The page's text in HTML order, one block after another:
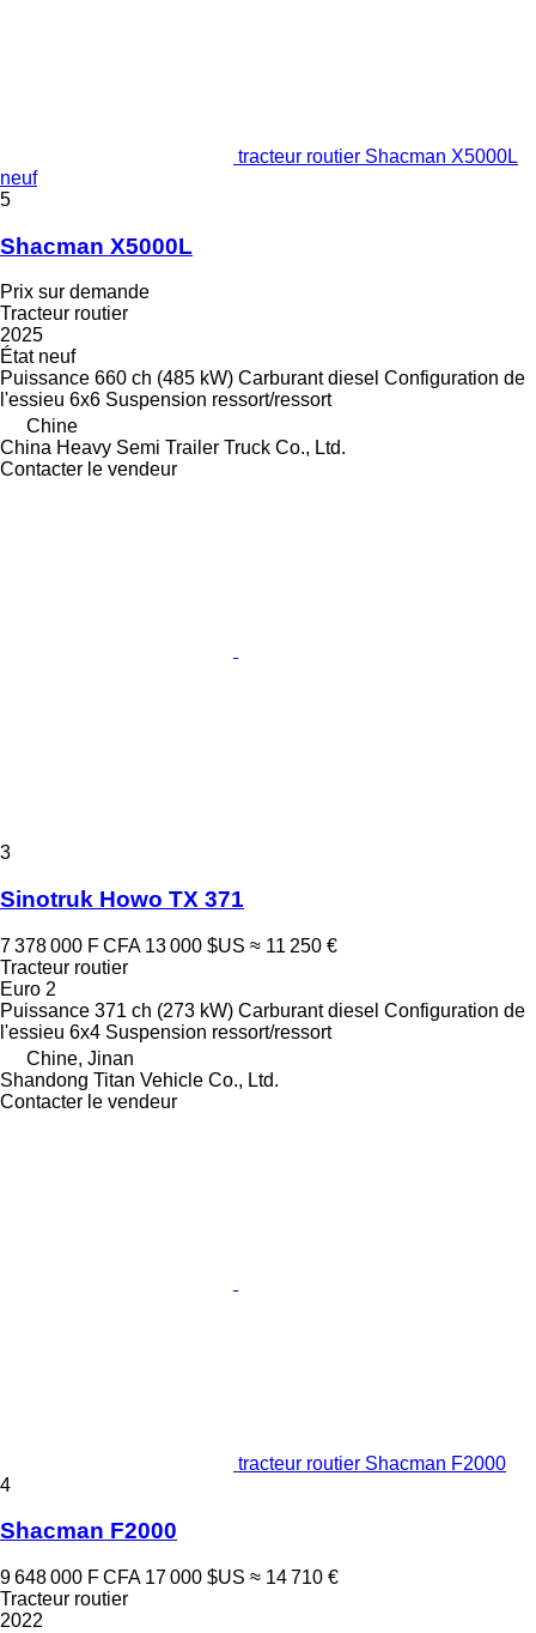
tracteur routier Shacman X5000L
neuf
5
Shacman X5000L
Prix sur demande
Tracteur routier
2025
Étatneuf
Puissance 660 ch (485 kW) Carburant diesel Configuration de
l'essieu 6x6 Suspension ressort/ressort
Chine
China Heavy Semi Trailer Truck Co., Ltd.
Contacter le vendeur
3
Sinotruk Howo TX 371
7 378 000 F CFA 13 000 $US ≈ 11 250 €
Tracteur routier
Euro 2
Puissance 371 ch (273 kW) Carburant diesel Configuration de
l'essieu 6x4 Suspension ressort/ressort
Chine, Jinan
Shandong Titan Vehicle Co., Ltd.
Contacter le vendeur
tracteur routier Shacman F2000
4
Shacman F2000
9 648 000 F CFA 17 000 $US ≈ 14 710 €
Tracteur routier
2022